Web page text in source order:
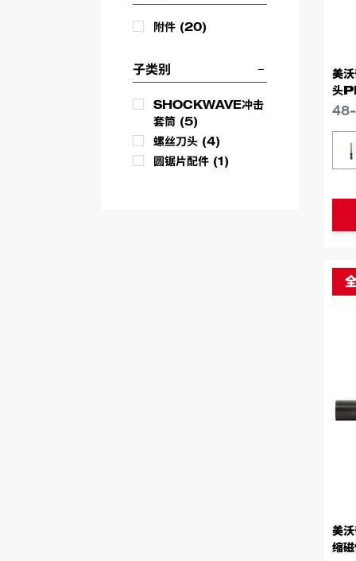
附件 (20)
子类别
SHOCKWAVE冲击
套筒 (5)
螺丝刀头 (4)
圆锯片配件 (1)
美
头
类
美
缩